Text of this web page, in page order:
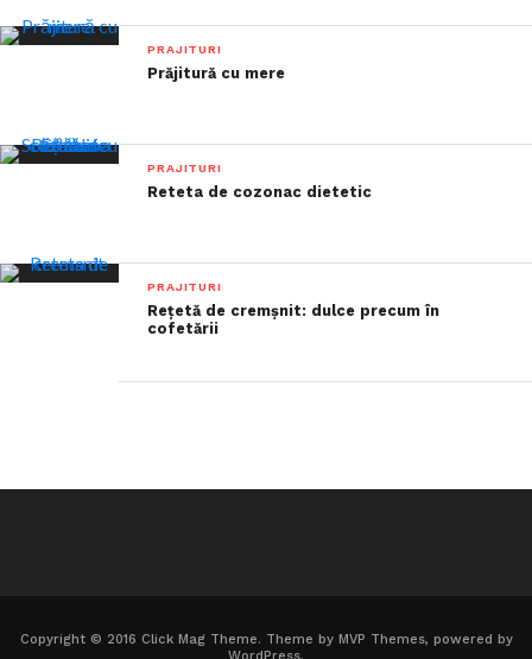
PRAJITURI
Prăjitură cu mere
PRAJITURI
Reteta de cozonac dietetic
PRAJITURI
Rețetă de cremșnit: dulce precum în
cofetării
Copyright © 2016 Click Mag Theme. Theme by MVP Themes, powered by